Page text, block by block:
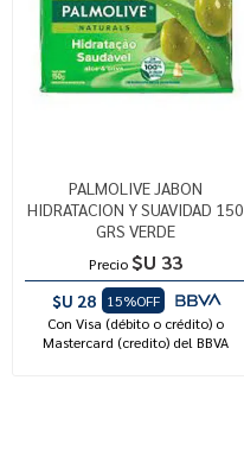
PALMOLIVE JABON
HIDRATACION Y SUAVIDAD 150
GRS VERDE
Precio $U 33
$U 28
15%OFF
Con Visa (débito o crédito) o
Mastercard (credito) del BBVA